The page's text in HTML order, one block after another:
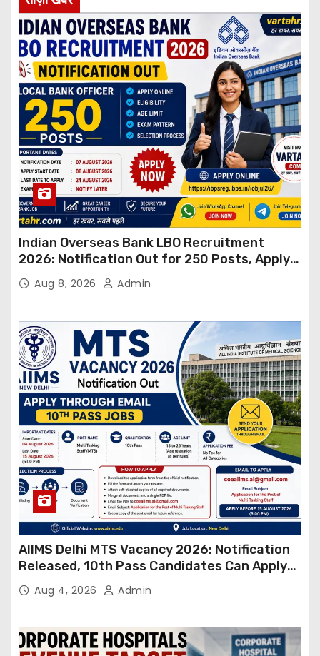
Indian Overseas Bank LBO Recruitment
2026: Notification Out for 250 Posts, Apply
OnlineAug 8, 2026 Admin
AIIMS Delhi MTS Vacancy 2026: Notification
Released, 10th Pass Candidates Can Apply
Through Email
Aug 4, 2026 Admin